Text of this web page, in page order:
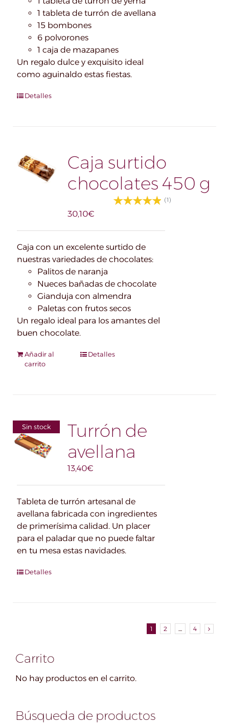
1 tableta de turrón de avellana
15 bombones
6 polvorones
1 caja de mazapanes
Un regalo dulce y exquisito ideal
como aguinaldo estas fiestas.
Detalles
Caja surtido
chocolates 450 g
(1)
30,10€
Caja con un excelente surtido de
nuestras variedades de chocolates:
Palitos de naranja
Nueces bañadas de chocolate
Gianduja con almendra
Paletas con frutos secos
Un regalo ideal para los amantes del
buen chocolate.
Añadir al
carrito
Detalles
Sin stock
Turrón de
avellana
13,40€
Tableta de turrón artesanal de
avellana fabricada con ingredientes
de primerísima calidad. Un placer
para el paladar que no puede faltar
en tu mesa estas navidades.
Detalles
1 2 … 4
Carrito
No hay productos en el carrito.
Búsqueda de productos